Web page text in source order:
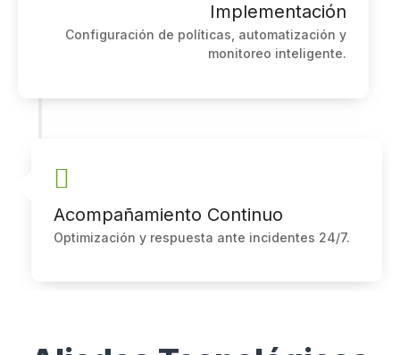
Implementación
Configuración de políticas, automatización y
monitoreo inteligente.
Acompañamiento Continuo
Optimización y respuesta ante incidentes 24/7.